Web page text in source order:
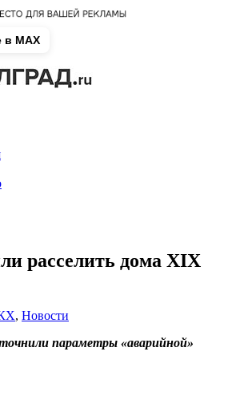
расселить дома XIX
, Новости
параметры «аварийной»
в MAX